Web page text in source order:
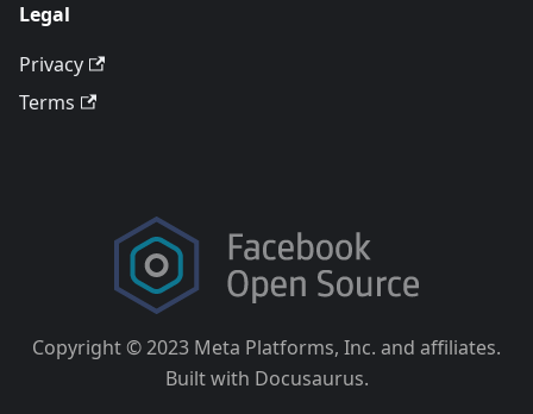
Legal
Privacy
Terms
Copyright © 2023 Meta Platforms, Inc. and affiliates.
Built with Docusaurus.